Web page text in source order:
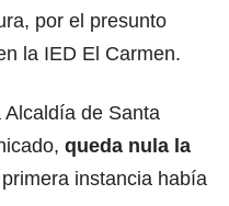
por el presunto
la IED El Carmen.
de Santa
queda nula la
instancia había